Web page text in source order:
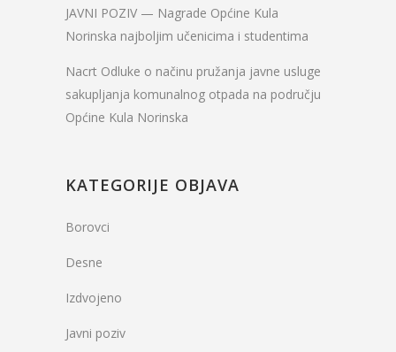
JAVNI POZIV — Nagrade Općine Kula
Norinska najboljim učenicima i studentima
Nacrt Odluke o načinu pružanja javne usluge
sakupljanja komunalnog otpada na području
Općine Kula Norinska
KATEGORIJE OBJAVA
Borovci
Desne
Izdvojeno
Javni poziv